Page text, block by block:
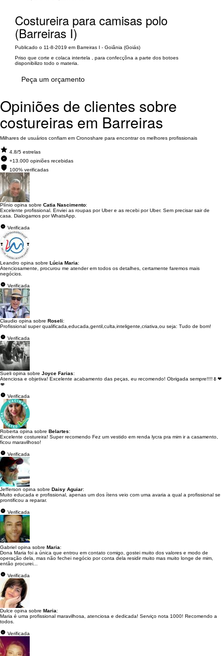
Costureira para camisas polo
(Barreiras I)
Publicado o 11-8-2019 em Barreiras I - Goiânia (Goiás)
Priso que corte e colaca intertela , para confecçõna a parte dos botoes
disponibilizo todo o materia.
Peça um orçamento
Opiniões de clientes sobre
costureiras em Barreiras
Milhares de usuários confiam em Cronoshare para encontrar os melhores profissionais
4.8/5 estrelas
+13.000 opiniões recebidas
100% verificadas
Plínio opina sobre Catia Nascimento:
Excelente profissional. Enviei as roupas por Uber e as recebi por Uber. Sem precisar sair de
casa. Dialogamos por WhatsApp.
Verificada
Leandro opina sobre Lúcia Maria:
Atenciosamente, procurou me atender em todos os detalhes, certamente faremos mais
negócios.
Verificada
Claudio opina sobre Roseli:
Profissional super qualificada,educada,gentil,culta,inteligente,criativa,ou seja: Tudo de bom!
Verificada
Sueli opina sobre Joyce Farias:
Atenciosa e objetiva! Excelente acabamento das peças, eu recomendo! Obrigada sempre!!!!🌷❤
💋
Verificada
Roberta opina sobre Belartes:
Excelente costureira! Super recomendo Fez um vestido em renda lycra pra mim ir a casamento,
ficou maravilhoso!
Verificada
Jefferson opina sobre Daisy Aguiar:
Muito educada e profissional, apenas um dos ítens veio com uma avaria a qual a profissional se
prontificou a reparar.
Verificada
Gabriel opina sobre Maria:
Dona Maria foi a única que entrou em contato comigo, gostei muito dos valores e modo de
operação dela, mas não fechei negócio por conta dela residir muito mas muito longe de mim,
então procurei...
Verificada
Dulce opina sobre Maria:
Maria é uma profissional maravilhosa, atenciosa e dedicada! Serviço nota 1000! Recomendo a
todos.
Verificada